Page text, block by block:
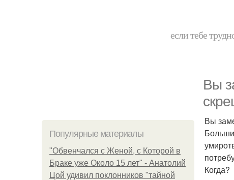
если тебе
Вы
Популярные материалы
"Обвенчался с Женой, с Которой в
Браке уже Около 15 лет" - Анатолий
Цой удивил поклонников "тайной
Вы
Когда?